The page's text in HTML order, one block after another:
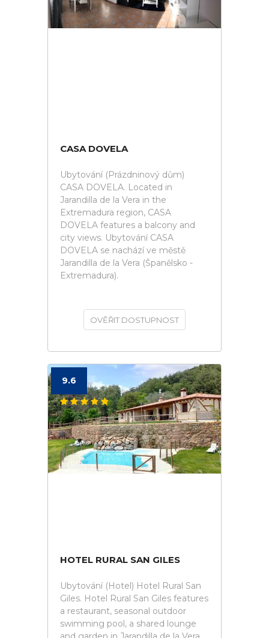
CASA DOVELA
Ubytování (Prázdninový dům)
CASA DOVELA. Located in
Jarandilla de la Vera in the
Extremadura region, CASA
DOVELA features a balcony and
city views. Ubytování CASA
DOVELA se nachází ve městě
Jarandilla de la Vera (Španělsko -
Extremadura).
OVĚŘIT DOSTUPNOST
9.6
HOTEL RURAL SAN GILES
Ubytování (Hotel) Hotel Rural San
Giles. Hotel Rural San Giles features
a restaurant, seasonal outdoor
swimming pool, a shared lounge